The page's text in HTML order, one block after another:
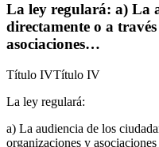
La ley regulará: a) La
directamente o a
asociaciones…
Título IVTítulo IV
La ley regulará:
a) La audiencia de los
organizaciones y